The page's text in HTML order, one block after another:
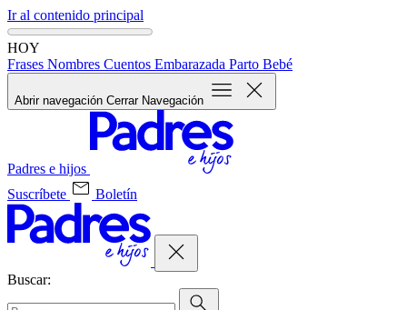
Ir al contenido principal
HOY
Frases Nombres Cuentos Embarazada Parto Bebé
Abrir navegación Cerrar Navegación
Padres e hijos
Suscríbete
Boletín
Buscar: